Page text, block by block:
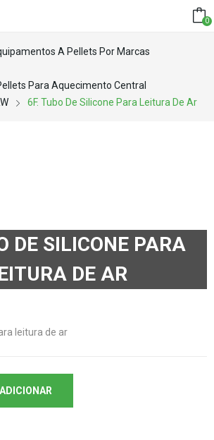
0
A Pellets Por Marcas
Para Aquecimento Central
6F. Tubo De Silicone Para Leitura De Ar
DE SILICONE PARA
DE AR
leitura de ar
ADICIONAR